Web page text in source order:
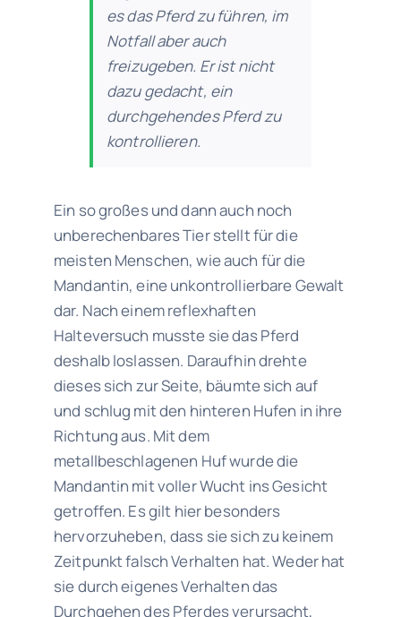
es das Pferd zu führen, im
Notfall aber auch
freizugeben. Er ist nicht
dazu gedacht, ein
durchgehendes Pferd zu
kontrollieren.
Ein so großes und dann auch noch
unberechenbares Tier stellt für die
meisten Menschen, wie auch für die
Mandantin, eine unkontrollierbare Gewalt
dar. Nach einem reflexhaften
Halteversuch musste sie das Pferd
deshalb loslassen. Daraufhin drehte
dieses sich zur Seite, bäumte sich auf
und schlug mit den hinteren Hufen in ihre
Richtung aus. Mit dem
metallbeschlagenen Huf wurde die
Mandantin mit voller Wucht ins Gesicht
getroffen. Es gilt hier besonders
hervorzuheben, dass sie sich zu keinem
Zeitpunkt falsch Verhalten hat. Weder hat
sie durch eigenes Verhalten das
Durchgehen des Pferdes verursacht,